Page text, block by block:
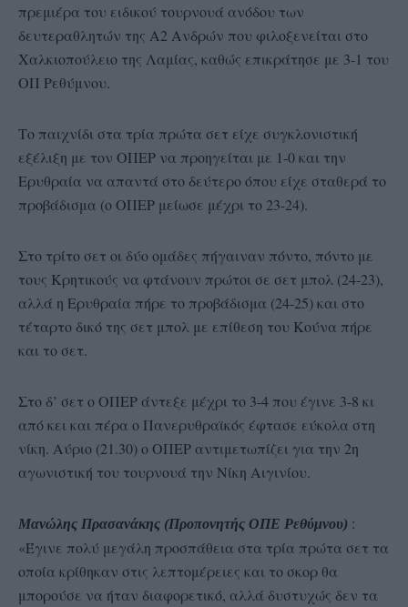
πρεμιέρα του ειδικού τουρνουά ανόδου των
δευτεραθλητών της Α2 Ανδρών που φιλοξενείται στο
Χαλκιοπούλειο της Λαμίας, καθώς επικράτησε με 3-1 του
ΟΠ Ρεθύμνου.
Το παιχνίδι στα τρία πρώτα σετ είχε συγκλονιστική
εξέλιξη με τον ΟΠΕΡ να προηγείται με 1-0 και την
Ερυθραία να απαντά στο δεύτερο όπου είχε σταθερά το
προβάδισμα (ο ΟΠΕΡ μείωσε μέχρι το 23-24).
Στο τρίτο σετ οι δύο ομάδες πήγαιναν πόντο, πόντο με
τους Κρητικούς να φτάνουν πρώτοι σε σετ μπολ (24-23),
αλλά η Ερυθραία πήρε το προβάδισμα (24-25) και στο
τέταρτο δικό της σετ μπολ με επίθεση του Κούνα πήρε
και το σετ.
Στο δ’ σετ ο ΟΠΕΡ άντεξε μέχρι το 3-4 που έγινε 3-8 κι
από κει και πέρα ο Πανερυθραϊκός έφτασε εύκολα στη
νίκη. Αύριο (21.30) ο ΟΠΕΡ αντιμετωπίζει για την 2η
αγωνιστική του τουρνουά την Νίκη Αιγινίου.
Μανώλης Πρασανάκης (Προπονητής ΟΠΕ Ρεθύμνου) :
«Έγινε πολύ μεγάλη προσπάθεια στα τρία πρώτα σετ τα
οποία κρίθηκαν στις λεπτομέρειες και το σκορ θα
μπορούσε να ήταν διαφορετικό, αλλά δυστυχώς δεν τα